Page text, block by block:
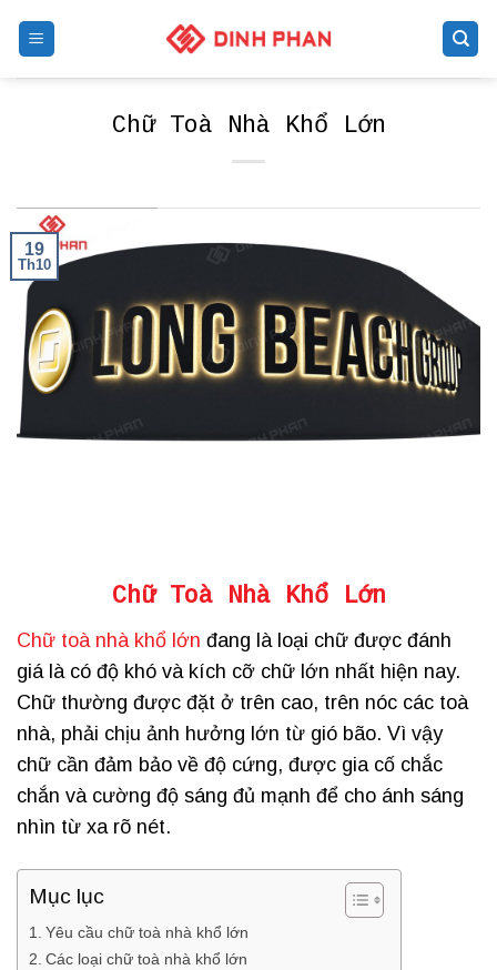
Chữ Toà Nhà Khổ Lớn
19
Th10
Chữ Toà Nhà Khổ Lớn
Chữ toà nhà khổ lớn đang là loại chữ được đánh
giá là có độ khó và kích cỡ chữ lớn nhất hiện nay.
Chữ thường được đặt ở trên cao, trên nóc các toà
nhà, phải chịu ảnh hưởng lớn từ gió bão. Vì vậy
chữ cần đảm bảo về độ cứng, được gia cố chắc
chắn và cường độ sáng đủ mạnh để cho ánh sáng
nhìn từ xa rõ nét.
Mục lục
Yêu cầu chữ toà nhà khổ lớn
Các loại chữ toà nhà khổ lớn